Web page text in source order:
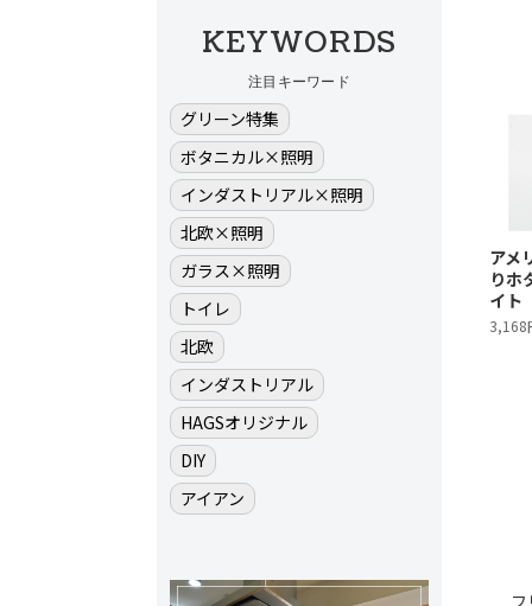
アメ
りホ
イト
3,168
KEYWORDS
注目キーワード
グリーン特集
ボタニカル×照明
インダストリアル×照明
北欧×照明
ガラス×照明
トイレ
北欧
インダストリアル
HAGSオリジナル
DIY
アイアン